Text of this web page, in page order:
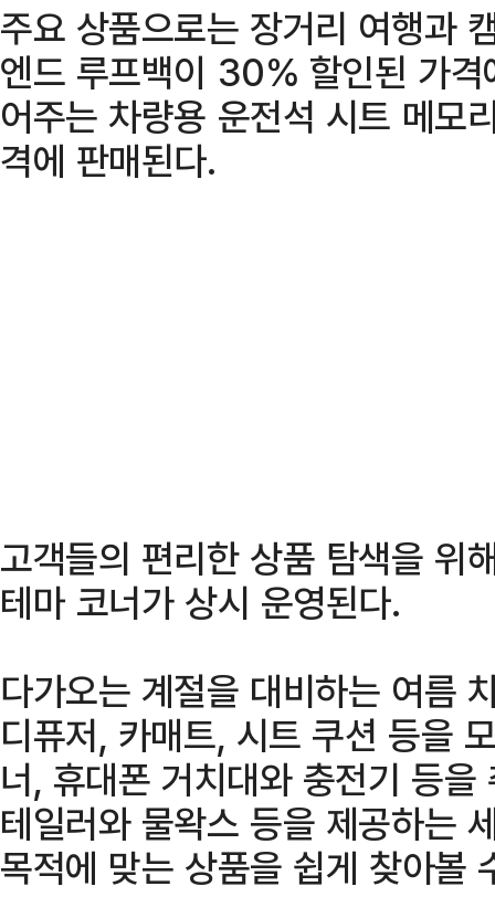
주요 상품으로는 장거리 여행과
엔드 루프백이 30% 할인된 가
어주는 차량용 운전석 시트 메모
격에 판매된다.
고객들의 편리한 상품 탐색을 위
테마 코너가 상시 운영된다.
다가오는 계절을 대비하는 여름
디퓨저, 카매트, 시트 쿠션 등을
너, 휴대폰 거치대와 충전기 등
테일러와 물왁스 등을 제공하는
목적에 맞는 상품을 쉽게 찾아볼